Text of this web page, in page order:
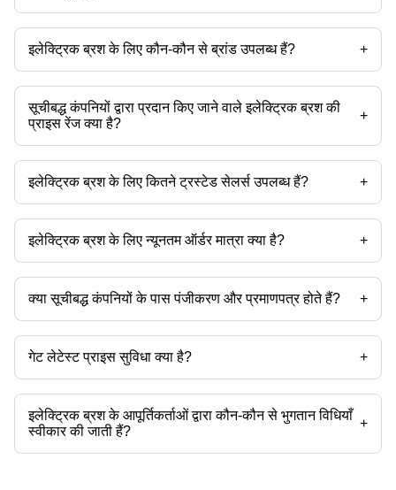
इलेक्ट्रिक ब्रश के लिए कौन-कौन से ब्रांड उपलब्ध हैं? +
उपलब्ध ब्रांड हैं -
सूचीबद्ध कंपनियों द्वारा प्रदान किए जाने वाले इलेक्ट्रिक ब्रश की
प्राइस रेंज क्या है?
+
इलेक्ट्रिक ब्रश की प्राइस रेंज है -
कंपनी का नाम मुद्रा प्रोडक्ट का नाम
इलेक्ट्रिक ब्रश के लिए कितने ट्रस्टेड सेलर्स उपलब्ध हैं? +
इलेक्ट्रिक ब्रश के ट्रस्टेड सेलर्स हैं:
कार्बन ब्रश कंपनी प्राइवेट लिमिटेड
थे इंडियन इलेक्ट्रिक सीओ.
वेंकटेश पाउडर टेक्नोलॉजीज पवत. ल्टड.
इलेक्ट्रिक ब्रश के लिए न्यूनतम ऑर्डर मात्रा क्या है? +
उत्पाद के साथ न्यूनतम ऑर्डर मात्रा उल्लेखित होती है और कंपनी से कंपनी भिन्न हो सकती
है।
क्या सूचीबद्ध कंपनियों के पास पंजीकरण और प्रमाणपत्र होते हैं? +
अधिकांश कंपनियों के पास पंजीकरण होता है, और प्रमाणपत्र रखने वाली कंपनियां हैं -
पेलिकन कार्बन ब्रश प्राइवेट लिमिटेड
थे इंडियन इलेक्ट्रिक सीओ.
गेट लेटेस्ट प्राइस सुविधा क्या है? +
आप इसका उपयोग उत्पाद की नवीनतम कीमत प्राप्त करने के लिए कर सकते हैं।
इलेक्ट्रिक ब्रश के आपूर्तिकर्ताओं द्वारा कौन-कौन से भुगतान विधियाँ
स्वीकार की जाती हैं?
+
यह इलेक्ट्रिक ब्रश के आपूर्तिकर्ता पर निर्भर करेगा। कुछ सामान्य भुगतान विधियाँ जिन्हें